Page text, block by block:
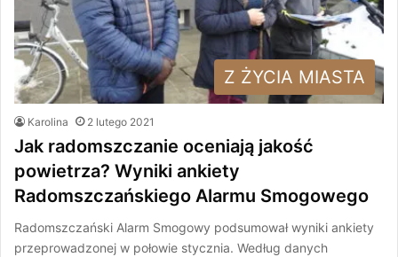
Z ŻYCIA MIASTA
Karolina 2 lutego 2021
Jak radomszczanie oceniają jakość
powietrza? Wyniki ankiety
Radomszczańskiego Alarmu Smogowego
Radomszczański Alarm Smogowy podsumował wyniki ankiety
przeprowadzonej w połowie stycznia. Według danych